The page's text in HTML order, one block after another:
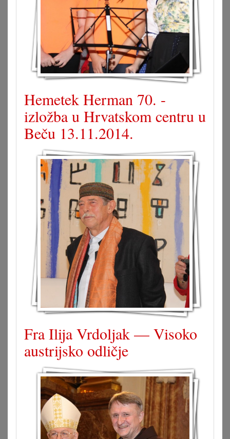
Hemetek Herman 70. -
izložba u Hrvatskom centru u
Beču 13.11.2014.
Fra Ilija Vrdoljak — Visoko
austrijsko odličje